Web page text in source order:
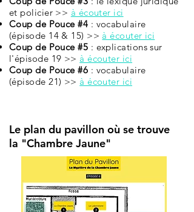
et policier >> à écouter ici
Coup de Pouce #4 : vocabulaire
(épisode 14 & 15) >> à écouter ici
Coup de Pouce #5 : explications sur
l'épisode 19 >> à écouter ici
Coup de Pouce #6 : vocabulaire
(épisode 21) >> à écouter ici
Le plan du pavillon où se trouve
la "Chambre Jaune"